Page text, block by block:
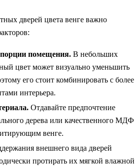
дверей цвета венге важно
помещения. В небольших
цвет может визуально уменьшить
его стоит комбинировать с более
интерьера.
Отдавайте предпочтение
дерева или качественного МДФ
венге.
внешнего вида дверей
протирать их мягкой влажной